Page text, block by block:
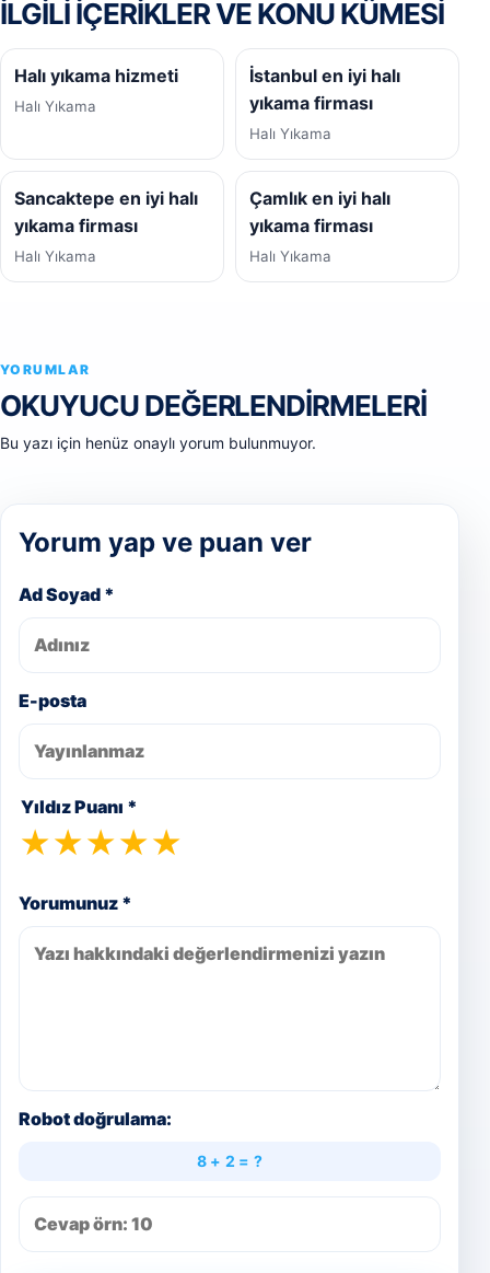
İLGILI IÇERIKLER VE KONU KÜMESI
Halı yıkama hizmeti
Halı Yıkama
İstanbul en iyi halı
yıkama firması
Halı Yıkama
Sancaktepe en iyi halı
yıkama firması
Halı Yıkama
Çamlık en iyi halı
yıkama firması
Halı Yıkama
YORUMLAR
OKUYUCU DEĞERLENDIRMELERI
Bu yazı için henüz onaylı yorum bulunmuyor.
Yorum yap ve puan ver
Ad Soyad *
E-posta
Yıldız Puanı *
★
★
★
★
★
Yorumunuz *
Robot doğrulama:
8 + 2 = ?